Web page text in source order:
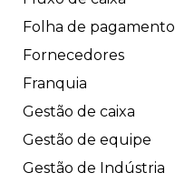
Folha de pagamento
Fornecedores
Franquia
Gestão de caixa
Gestão de equipe
Gestão de Indústria